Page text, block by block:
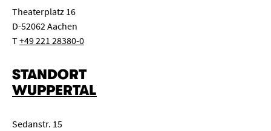
Theaterplatz 16
D-52062 Aachen
T+49 221 28380-0
STANDORT
WUPPERTAL
Sedanstr. 15